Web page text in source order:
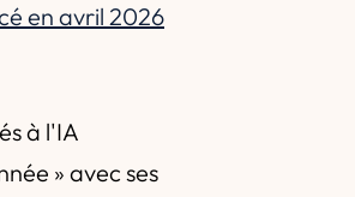
en avril 2026
à l'IA
» avec ses